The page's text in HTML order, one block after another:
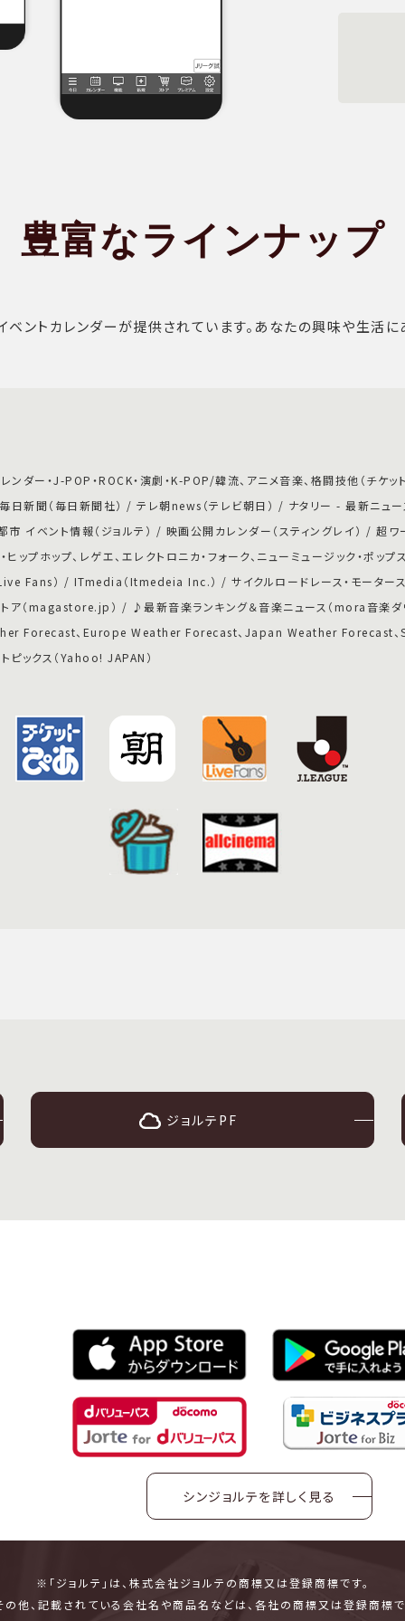
豊富なラインナップ
ベントカレンダーが提供されています。あなたの興味や生活に
ー・J-POP・ROCK・演劇・K-POP/韓流、アニメ音楽、格闘技他（チケッ
新聞（毎日新聞社） / テレ朝news（テレビ朝日） / ナタリー - 最新ニュー
イベント情報（ジョルテ） / 映画公開カレンダー（スティングレイ） / 超
ップホップ、レゲエ、エレクトロニカ・フォーク、ニューミュージック・ポップ
Live Fans） / ITmedia（Itmedeia Inc.） / サイクルロードレース・モーター
（magastore.jp） / ♪最新音楽ランキング＆音楽ニュース（mora音楽
Forecast、Europe Weather Forecast、Japan Weather Forecast
ックス（Yahoo! JAPAN）
ジョルテPF
シンジョルテを詳しく見る
※「ジョルテ」は、株式会社ジョルテの商標又は登録商標です。
他、記載されている会社名や商品名などは、各社の商標又は登録商標で